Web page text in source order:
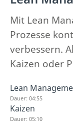
Mit Lean
Prozesse
verbessern.
Kaizen oder
Lean
Dauer: 04:55
Kaizen
Dauer: 05:10